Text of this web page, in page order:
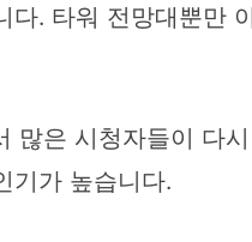
. 타워 전망대뿐만
많은 시청자들이 다
기가 높습니다.